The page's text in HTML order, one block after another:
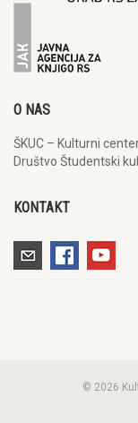
O NAS
ŠKUC – Kulturni
Društvo Študentski
KONTAKT
© 2026